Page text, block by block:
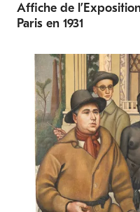
Affiche de
Paris en 1931